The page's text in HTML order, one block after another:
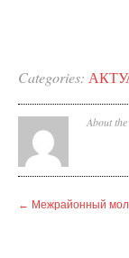
Categories:
About
← Межрайонный